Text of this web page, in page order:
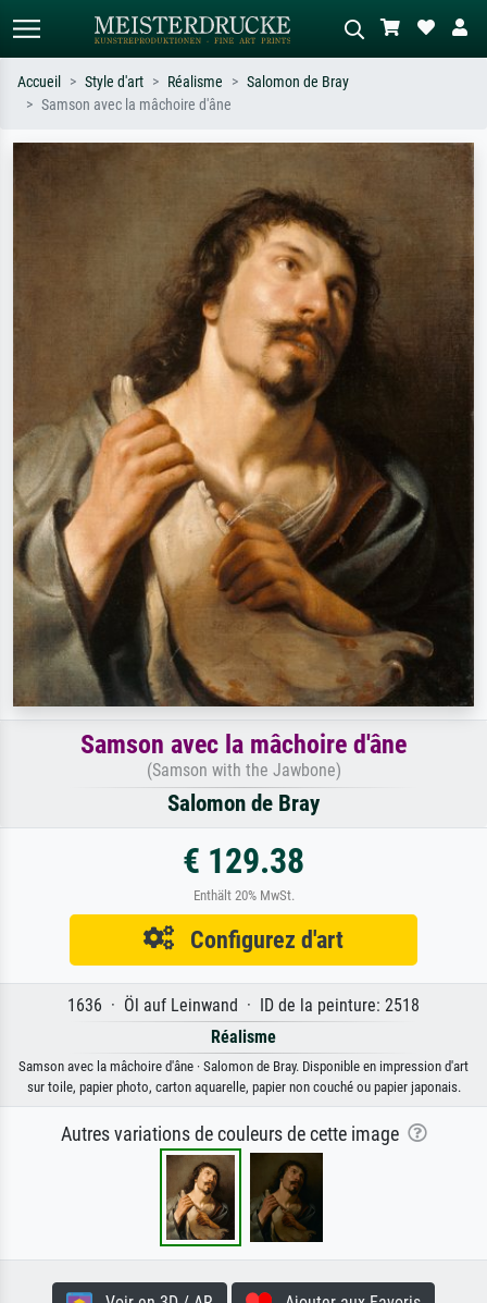
tableau sombre, nu debout près d'un
arbre.
Accueil Style d'art Réalisme
Salomon de Bray
Samson avec la mâchoire d'âne
Samson avec la mâchoire d'âne
(Samson with the Jawbone)
Salomon de Bray
€ 129.38
Enthält 20% MwSt.
Configurez d'art
1636 · Öl auf Leinwand · ID de la peinture: 2518
Réalisme
Samson avec la mâchoire d'âne · Salomon de Bray. Disponible en impression d'art
sur toile, papier photo, carton aquarelle, papier non couché ou papier japonais.
Autres variations de couleurs de cette image